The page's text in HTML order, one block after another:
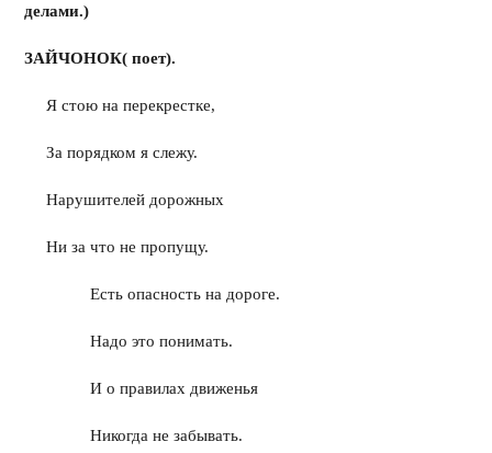
делами.)
ЗАЙЧОНОК( поет).
Я стою на перекрестке,
За порядком я слежу.
Нарушителей дорожных
Ни за что не пропущу.
Есть опасность на дороге.
Надо это понимать.
И о правилах движенья
Никогда не забывать.